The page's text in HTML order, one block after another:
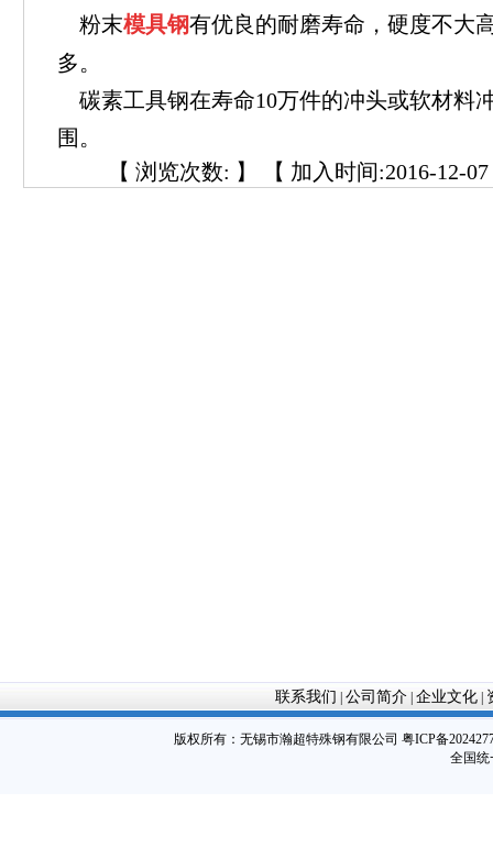
粉末模具钢有优良的耐磨寿命，硬度不大
多。
碳素工具钢在寿命10万件的冲头或软材料
围。
【 浏览次数: 】 【 加入时间:2016-12-
联系我们 公司简介| 企业文化|
版权所有： 无锡市瀚超特殊钢有限公司 粤ICP备
全国